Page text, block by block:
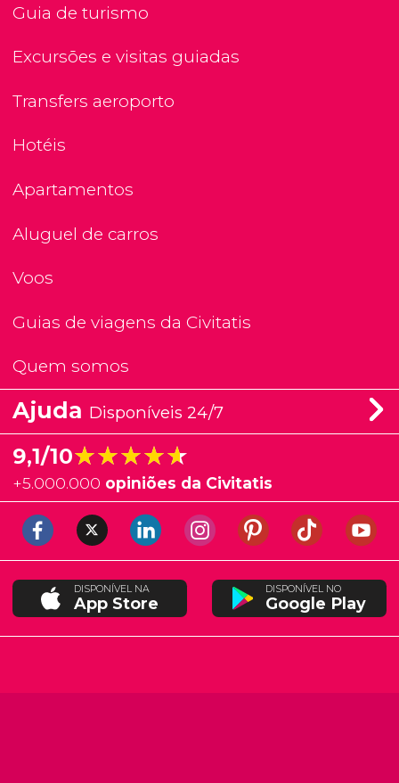
Guia de turismo
Excursões e visitas guiadas
Transfers aeroporto
Hotéis
Apartamentos
Aluguel de carros
Voos
Guias de viagens da Civitatis
Quem somos
Ajuda Disponíveis 24/7
9,1/10★★★★★
★★★★★
+5.000.000 opiniões da Civitatis
DISPONÍVEL NA
App Store
DISPONÍVEL NO
Google Play